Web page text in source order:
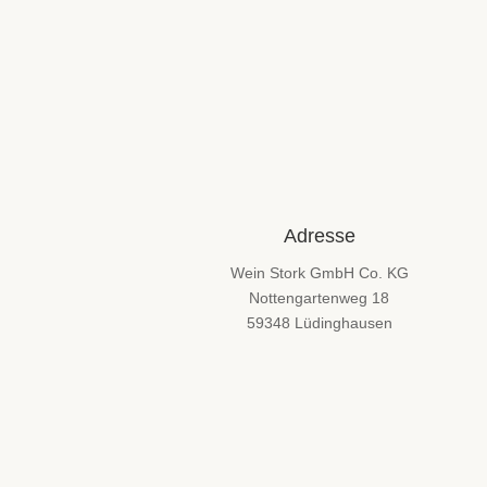
Whisky Club: Basics
Whisky Club: Blind(8)
Whisky Club: Duell
Adresse
Wein Stork GmbH Co. KG
Nottengartenweg 18
59348 Lüdinghausen